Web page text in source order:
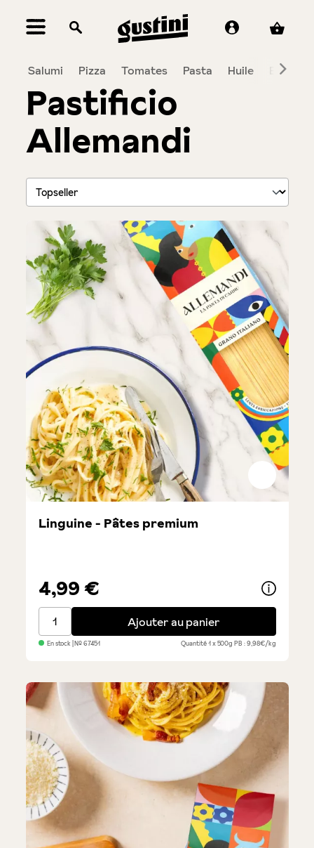
principal
Salumi Pizza Tomates Pasta Huile
Pastificio
Allemandi
Linguine - Pâtes premium
4,99 €
Linguine - Pâtes premiumAjouter au panier
En stock | №67451 Quantité1 x 500gPB : 9,98€/kg